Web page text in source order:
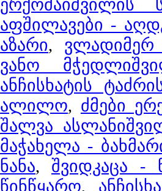
აფშილავები -
აზარი, ვლადიმერ
ვანო
ანჩისხატის
ალილო, ძმები
შალვა
მაჭახელა -
ნანა, შვიდკაცა -
წინწყარო,